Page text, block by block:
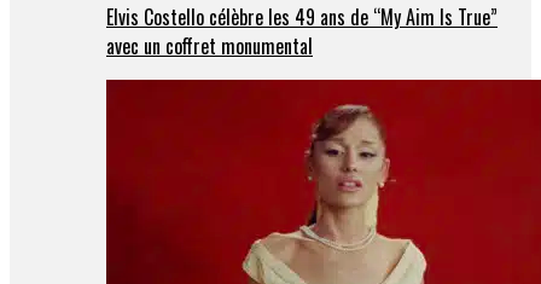
Elvis Costello célèbre les 49 ans de “My Aim Is True”
avec un coffret monumental